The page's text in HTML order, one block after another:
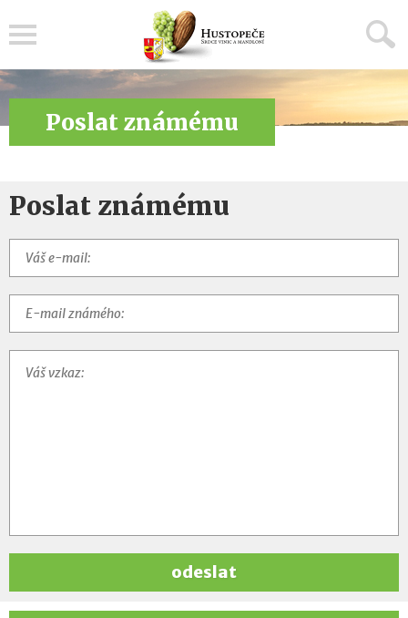
Poslat známému
Poslat známému
odeslat